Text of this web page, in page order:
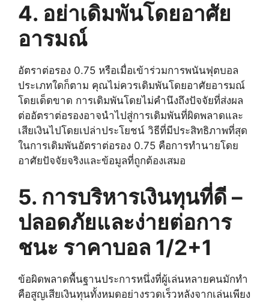
4. อย่าเดิมพันโดยอาศัย
อารมณ์
อัตราต่อรอง 0.75 หรือเมื่อเข้าร่วมการพนันฟุตบอล
ประเภทใดก็ตาม คุณไม่ควรเดิมพันโดยอาศัยอารมณ์
โดยเด็ดขาด การเดิมพันโดยไม่คำนึงถึงปัจจัยที่ส่งผล
ต่ออัตราต่อรองอาจนำไปสู่การเดิมพันที่ผิดพลาดและ
เสียเงินไปโดยเปล่าประโยชน์ วิธีที่มีประสิทธิภาพที่สุด
ในการเดิมพันอัตราต่อรอง 0.75 คือการทำนายโดย
อาศัยปัจจัยจริงและข้อมูลที่ถูกต้องเสมอ
5. การบริหารเงินทุนที่ดี –
ปลอดภัยและง่ายต่อการ
ชนะ ราคาบอล 1/2+1
ข้อผิดพลาดพื้นฐานประการหนึ่งที่ผู้เล่นหลายคนมักทำ
คือสูญเสียเงินทุนทั้งหมดอย่างรวดเร็วหลังจากเล่นเพียง